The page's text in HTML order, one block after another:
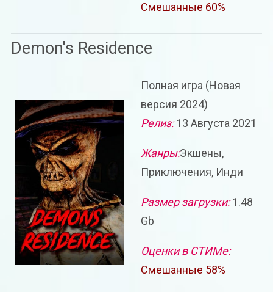
Смешанные 60%
Demon's Residence
Полная игра (Новая
версия 2024)
Релиз:13 Августа 2021
Жанры:Экшены,
Приключения, Инди
Размер загрузки:1.48
Gb
Оценки в СТИМе:
Смешанные 58%